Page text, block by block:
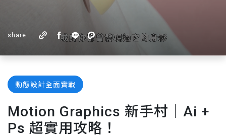
share
動態設計全面實戰
Motion Graphics 新手村｜Ai +
Ps 超實用攻略！